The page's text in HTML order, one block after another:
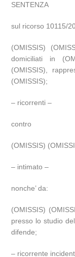
SENTENZA
sul ricorso 10115/
(OMISSIS)
domiciliati in
(OMISSIS),
(OMISSIS);
– ricorrenti –
contro
(OMISSIS)
– intimato –
nonche’ da:
(OMISSIS)
presso lo studio
difende;
– ricorrente